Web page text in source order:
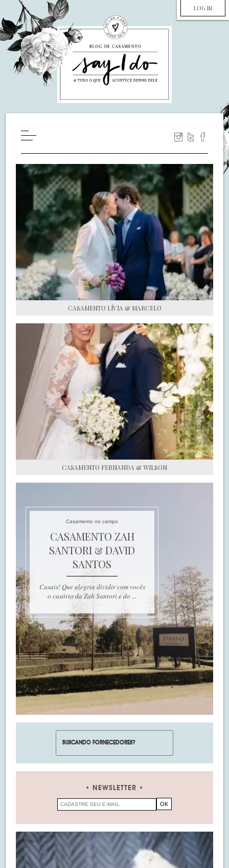
LOG IN
WILL YOU MARRY ME?
LUA DE MEL
COZINHA
DECORAÇÃO
DE NOIVA PRA NOIVA
S.O.S CASADAS
FALE COM O SAY I DO
CASAMENTO LÍVIA & MARCELO
CASAMENTO FERNANDA & WILSON
Casamento no campo
CASAMENTO ZAH
SANTORI & DAVID
SANTOS
Casais! Que alegria dividir com vocês
o casório da Zah Santori e do ...
NEWSLETTER